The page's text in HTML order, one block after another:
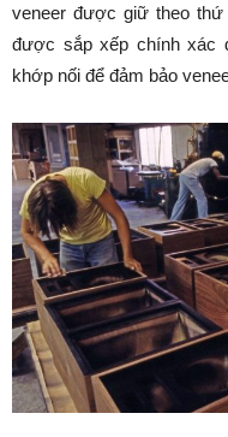
veneer được giữ theo
được sắp xếp chính xác
khớp nối để đảm bảo